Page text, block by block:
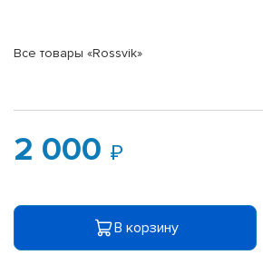
Все товары «Rossvik»
2 000
В корзину